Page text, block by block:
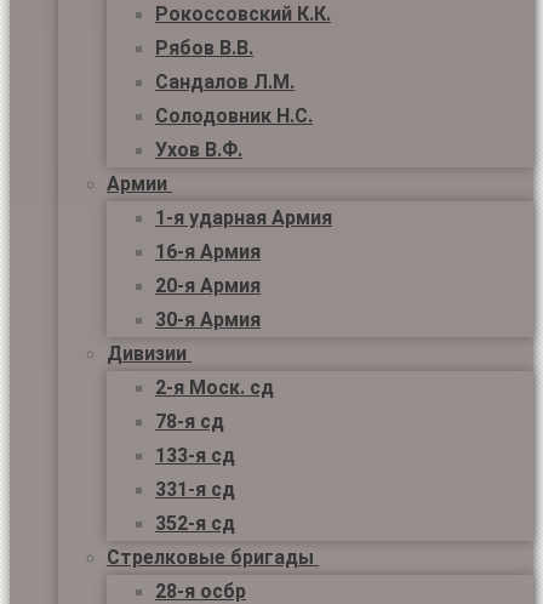
Рокоссовский К.К.
Рябов В.В.
Сандалов Л.М.
Солодовник Н.С.
Ухов В.Ф.
Армии
1-я ударная Армия
16-я Армия
20-я Армия
30-я Армия
Дивизии
2-я Моск. сд
78-я сд
133-я сд
331-я сд
352-я сд
Стрелковые бригады
28-я осбр